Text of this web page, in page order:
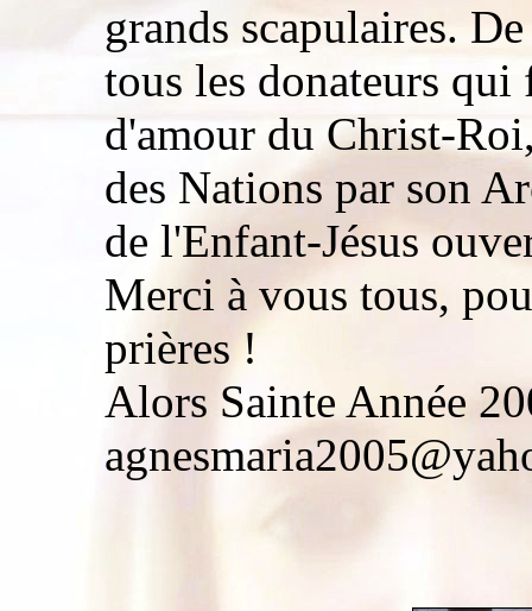
grands scapulaires.
tous les donateurs
d'amour du Christ-
des Nations par son
de l'Enfant-Jésus
Merci à vous tous,
prières !
Alors Sainte Année